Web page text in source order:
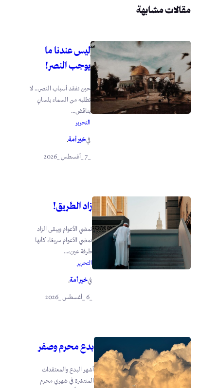
مقالات مشابهة
ليس عندنا ما
يوجب النصر!
حين نفقد أسباب النصر… لا
نطلبه من السماء بلسانٍ
يناقض...
التحرير
فيخير أمة.
زاد الطريق!
تمضي الأعوام ويبقى الزاد
تمضي الأعوام سريعًا، كأنها
طرفة عين،...
التحرير
فيخير أمة.
بدع محرم وصفر
أشهر البدع والمعتقدات
المنتشرة في شهري محرم